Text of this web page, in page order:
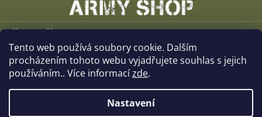
Tento web používá soubory cookie. Dalším
procházením tohoto webu vyjadřujete souhlas s jejich
používáním.. Více informacízde.
Nastavení
Vše o nákupu
O společnosti
Kamenné prodejny
Kontakt